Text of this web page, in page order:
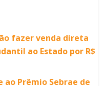
fazer venda direta
ao Estado por R$
ao Prêmio Sebrae de